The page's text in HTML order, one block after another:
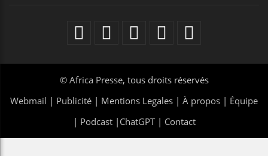
© Africa Presse, tous droits réservés
Webmail | Publicité | Mentions Legales | À propos | Équipe
| Podcast| ChatGPT| Contact